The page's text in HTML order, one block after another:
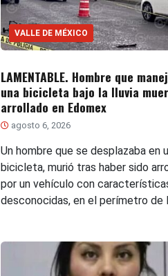
VALLE DE MÉXICO
LAMENTABLE. Hombre que
una bicicleta bajo la lluvia
arrollado en Edomex
agosto 6, 2026
Un hombre que se desplazaba en
bicicleta, murió tras haber sido
por un vehículo con
desconocidas, en el perímetro de